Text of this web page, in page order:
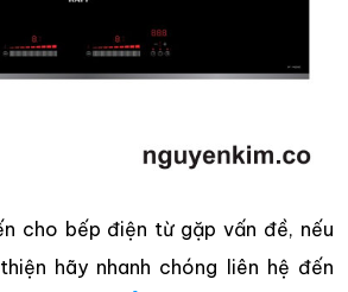
cho bếp điện từ gặp vấn đề, nếu
hãy nhanh chóng liên hệ đến